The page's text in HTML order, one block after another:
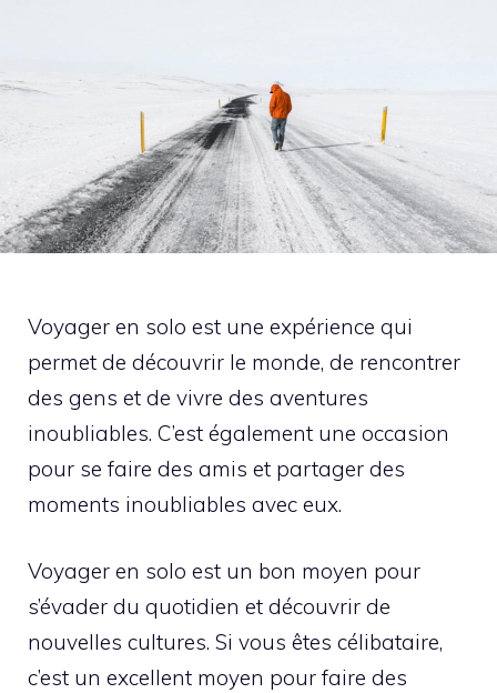
Voyager en solo est une expérience qui
permet de découvrir le monde, de rencontrer
des gens et de vivre des aventures
inoubliables. C’est également une occasion
pour se faire des amis et partager des
moments inoubliables avec eux.
Voyager en solo est un bon moyen pour
s’évader du quotidien et découvrir de
nouvelles cultures. Si vous êtes célibataire,
c’est un excellent moyen pour faire des